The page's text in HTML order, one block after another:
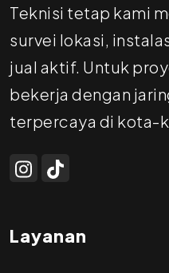
Teknisi tetap kami
survei lokasi,
jual aktif. Untuk
bekerja dengan
terpercaya di kota-
Layanan